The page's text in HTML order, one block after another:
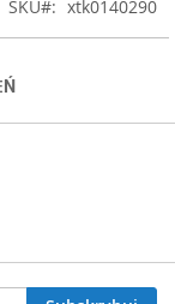
SKU
xtk0140290